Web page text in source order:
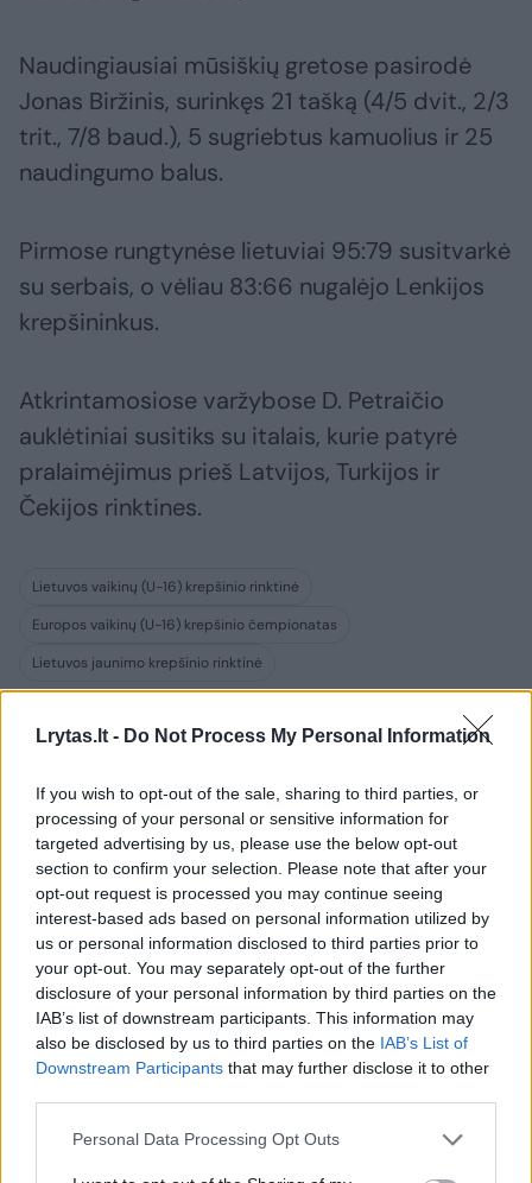
Lrytas.lt - Do Not Process My Personal Information
If you wish to opt-out of the sale, sharing to third parties, or
processing of your personal or sensitive information for
targeted advertising by us, please use the below opt-out
section to confirm your selection. Please note that after your
opt-out request is processed you may continue seeing
interest-based ads based on personal information utilized by
us or personal information disclosed to third parties prior to
your opt-out. You may separately opt-out of the further
disclosure of your personal information by third parties on the
IAB’s list of downstream participants. This information may
also be disclosed by us to third parties on the IAB’s List of
Downstream Participants that may further disclose it to other
Personal Data Processing Opt Outs
Naudingiausiai mūsiškių gretose pasirodė
Jonas Biržinis, surinkęs 21 tašką (4/5 dvit., 2/3
trit., 7/8 baud.), 5 sugriebtus kamuolius ir 25
naudingumo balus.
Pirmose rungtynėse lietuviai 95:79 susitvarkė
su serbais, o vėliau 83:66 nugalėjo Lenkijos
krepšininkus.
Atkrintamosiose varžybose D. Petraičio
auklėtiniai susitiks su italais, kurie patyrė
pralaimėjimus prieš Latvijos, Turkijos ir
Čekijos rinktines.
Lietuvos vaikinų (U-16) krepšinio rinktinė
Europos vaikinų (U-16) krepšinio čempionatas
Lietuvos jaunimo krepšinio rinktinė
Komentuoti po šiuo straipsniu
Komentuoti gali tik Lrytas registruoti vartotojai.
Prisijunkite prie registruotų vartotojų
bendruomenės ir bendraukite komentaruose!
Rodyti komentarus
Prisijungti komentatoriams